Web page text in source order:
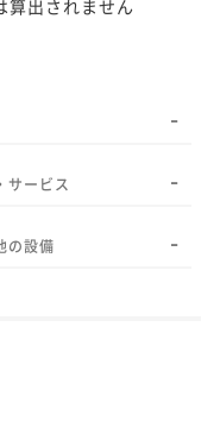
算出されません
-
サービス -
の設備 -